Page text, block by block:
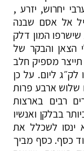
יחרוש, יזרע ,
אל אסם שבנה
המון דלק
הצאן והבקר של
מספיק חלב
של גבינה ליום שיניבו לאיכר 5 יורו לק״ג ליום. על כן
יורו לחודש. עם שלוש ארבע פרות
רבים בארצות
בבלקן ואנשיו
ינסו לשכלל את
כסף. כסף מביך